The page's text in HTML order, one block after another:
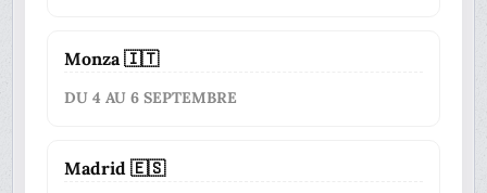
Monza 🇮🇹
DU 4 AU 6 SEPTEMBRE
Madrid 🇪🇸